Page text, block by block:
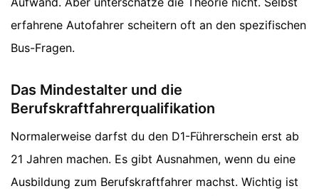
erfahrene Autofahrer scheitern oft an den spezifischen
Bus-Fragen.
Das Mindestalter und die
Berufskraftfahrerqualifikation
Normalerweise darfst du den D1-Führerschein erst ab
21 Jahren machen. Es gibt Ausnahmen, wenn du eine
Ausbildung zum Berufskraftfahrer machst. Wichtig ist